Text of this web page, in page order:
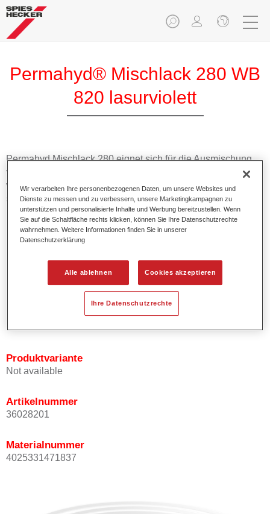
Permahyd® Mischlack 280 WB
820 lasurviolett
Permahyd Mischlack 280 eignet sich für die Ausmischung
von Permahyd Perlmutt Basislack 285, einem hochwertigen
wasserverdünnbaren Basislacksystem. Es basiert auf einer
speziellen PU-Dispersionstechnologie für Uni- und
Effektlackierungen.
Produktmerkmale
1,5 Spritzgängen.
Bietet ein gutes Standvermögen.
Verfügt über ein hohes Deckvermögen.
Besitzt eine hohe Farbtongenauigkeit.
Produktvariante
Not available
Artikelnummer
36028201
Materialnummer
4025331471837
Wir verarbeiten Ihre personenbezogenen Daten, um unsere Websites und
Dienste zu messen und zu verbessern, unsere Marketingkampagnen zu
unterstützen und personalisierte Inhalte und Werbung bereitzustellen. Wenn
Sie auf die Schaltfläche rechts klicken, können Sie Ihre Datenschutzrechte
wahrnehmen. Weitere Informationen finden Sie in unserer
Datenschutzerklärung
Alle ablehnen Cookies akzeptieren
Ihre Datenschutzrechte